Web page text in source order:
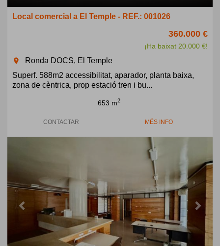
Local comercial a El Temple - REF.: 001026
360.000 €
¡Ha baixat 20.000 €!
room
Ronda DOCS, El Temple
Superf. 588m2 accessibilitat, aparador, planta baixa,
zona de cèntrica, prop estació tren i bu...
653 m2
CONTACTAR MÉS INFO